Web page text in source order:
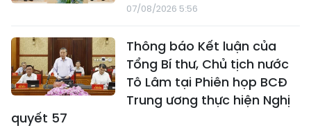
07/08/2026 5:56
Thông báo Kết luận của
Tổng Bí thư, Chủ tịch nước
Tô Lâm tại Phiên họp BCĐ
Trung ương thực hiện Nghị
quyết 57